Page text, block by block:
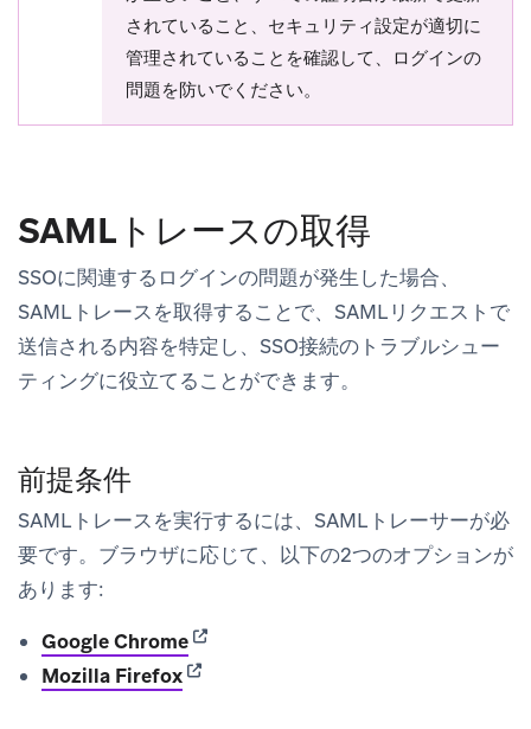
されていること、セキュリティ設定が適切に
管理されていることを確認して、ログインの
問題を防いでください。
SAMLトレースの取得
SSOに関連するログインの問題が発生した場合、
SAMLトレースを取得することで、SAMLリクエストで
送信される内容を特定し、SSO接続のトラブルシュー
ティングに役立てることができます。
前提条件
SAMLトレースを実行するには、SAMLトレーサーが必
要です。ブラウザに応じて、以下の2つのオプションが
あります:
Google Chrome(opens in new tab)
Mozilla Firefox(opens in new tab)